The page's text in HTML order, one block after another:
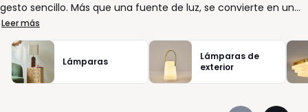
gesto sencillo. Más que una fuente de luz, se convierte en un
elemento de decoración que crea ambiente y aporta confort
visual. En La Redoute, le ayudamos a encontrar el equilibrio
perfecto entre funcionalidad y estilo, para que cada rincón
refleje su personalidad. Los apliques de pared se integran con
facilidad en cualquier estancia: el baño, el pasillo o el
Leer más
Lámparas
Lámparas de
exterior